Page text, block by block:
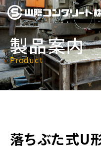
製品案内
Product
落ちぶた式U